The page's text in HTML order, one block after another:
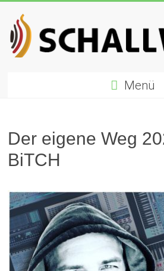
Inhalt
springen
Preis
für
Elektronische
Menü
Der eigene Weg
BiTCH